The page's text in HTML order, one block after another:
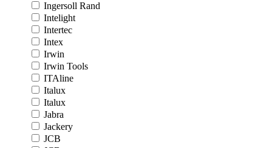
Ingersoll Rand
Intelight
Intertec
Intex
Irwin
Irwin Tools
ITAline
Italux
Italux
Jabra
Jackery
JCB